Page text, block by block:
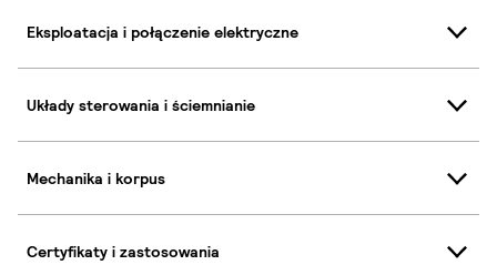
Eksploatacja i połączenie elektryczne
Układy sterowania i ściemnianie
Mechanika i korpus
Certyfikaty i zastosowania